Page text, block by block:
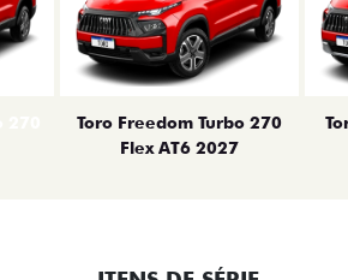
Toro Freedom Turbo 270
Flex AT6 2027